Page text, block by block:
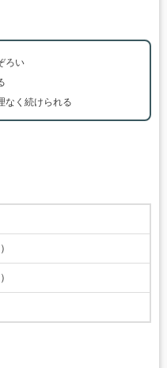
ろい
なく続けられる